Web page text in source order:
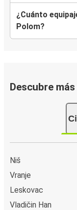
¿Cuánto
Polom?
Descubre
Niš
Vranje
Leskovac
Vladičin Han